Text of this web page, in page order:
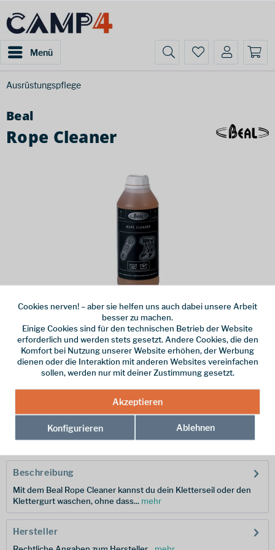
Menü
Ausrüstungspflege
Beal
Rope Cleaner
Dieser Artikel steht derzeit nicht zur Verfügung!
16,95 € *
Inhalt:1 l
Hersteller-Nr.:
Beschreibung
Mit dem Beal Rope Cleaner kannst du dein Kletterseil oder den
Klettergurt waschen, ohne dass... mehr
Hersteller
Cookies nerven! – aber sie helfen uns auch dabei unsere Arbeit
besser zu machen.
Einige Cookies sind für den technischen Betrieb der Website
erforderlich und werden stets gesetzt. Andere Cookies, die den
Komfort bei Nutzung unserer Website erhöhen, der Werbung
dienen oder die Interaktion mit anderen Websites vereinfachen
sollen, werden nur mit deiner Zustimmung gesetzt.
Akzeptieren
Konfigurieren Ablehnen